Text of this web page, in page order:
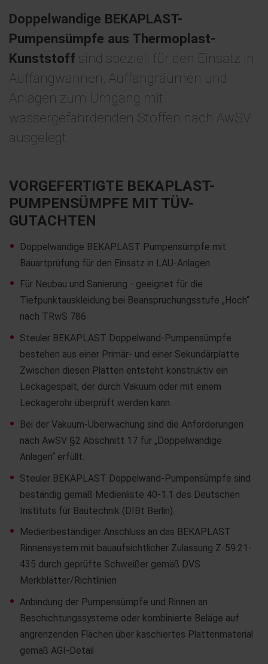
Doppelwandige BEKAPLAST-
Pumpensümpfe aus Thermoplast-
Kunststoff sind speziell für den Einsatz in
Auffangwannen, Auffangräumen und
Anlagen zum Umgang mit
wassergefährdenden Stoffen nach AwSV
ausgelegt.
VORGEFERTIGTE BEKAPLAST-
PUMPENSÜMPFE MIT TÜV-
GUTACHTEN
Doppelwandige BEKAPLAST Pumpensümpfe mit
Bauartprüfung für den Einsatz in LAU-Anlagen
Für Neubau und Sanierung - geeignet für die
Tiefpunktauskleidung bei Beanspruchungsstufe „Hoch“
nach TRwS 786
Steuler BEKAPLAST Doppelwand-Pumpensümpfe
bestehen aus einer Primär- und einer Sekundärplatte.
Zwischen diesen Platten entsteht konstruktiv ein
Leckagespalt, der durch Vakuum oder mit einem
Leckagerohr überprüft werden kann.
Bei der Vakuum-Überwachung sind die Anforderungen
nach AwSV §2 Abschnitt 17 für „Doppelwandige
Anlagen“ erfüllt.
Steuler BEKAPLAST Doppelwand-Pumpensümpfe sind
beständig gemäß Medienliste 40-1.1 des Deutschen
Instituts für Bautechnik (DIBt Berlin).
Medienbeständiger Anschluss an das BEKAPLAST
Rinnensystem mit bauaufsichtlicher Zulassung Z-59.21-
435 durch geprüfte Schweißer gemäß DVS
Merkblätter/Richtlinien
Anbindung der Pumpensümpfe und Rinnen an
Beschichtungssysteme oder kombinierte Beläge auf
angrenzenden Flächen über kaschiertes Plattenmaterial
gemäß AGI-Detail